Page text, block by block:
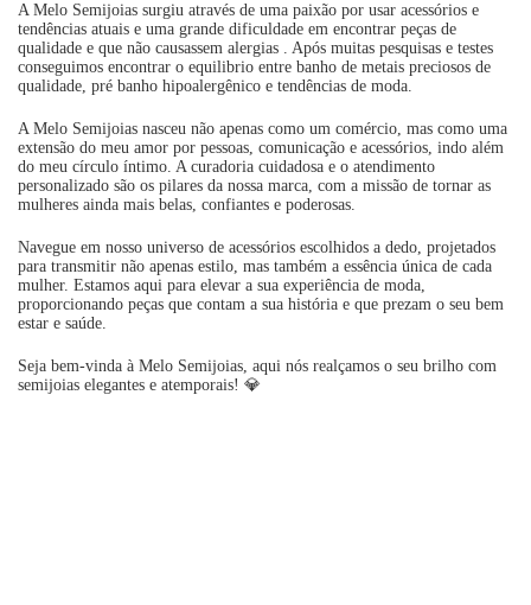
A Melo Semijoias surgiu através de uma paixão por usar acessórios e
tendências atuais e uma grande dificuldade em encontrar peças de
qualidade e que não causassem alergias . Após muitas pesquisas e testes
conseguimos encontrar o equilibrio entre banho de metais preciosos de
qualidade, pré banho hipoalergênico e tendências de moda.
A Melo Semijoias nasceu não apenas como um comércio, mas como uma
extensão do meu amor por pessoas, comunicação e acessórios, indo além
do meu círculo íntimo. A curadoria cuidadosa e o atendimento
personalizado são os pilares da nossa marca, com a missão de tornar as
mulheres ainda mais belas, confiantes e poderosas.
Navegue em nosso universo de acessórios escolhidos a dedo, projetados
para transmitir não apenas estilo, mas também a essência única de cada
mulher. Estamos aqui para elevar a sua experiência de moda,
proporcionando peças que contam a sua história e que prezam o seu bem
estar e saúde.
Seja bem-vinda à Melo Semijoias, aqui nós realçamos o seu brilho com
semijoias elegantes e atemporais! 💎